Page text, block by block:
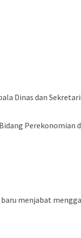
Dinas dan
Perekonomian
menjabat